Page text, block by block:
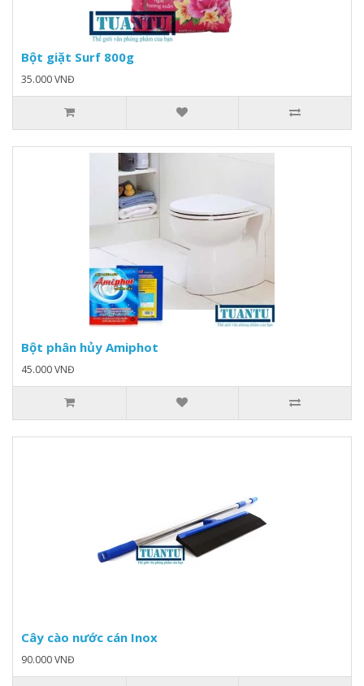
Bột giặt Surf 800g
35.000 VNĐ
Bột phân hủy Amiphot
45.000 VNĐ
Cây cào nước cán Inox
90.000 VNĐ